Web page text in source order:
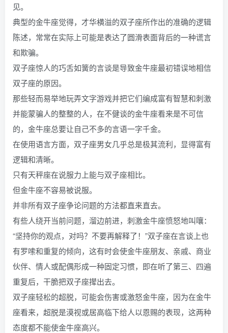
见。
典型的金牛座觉得，才华横溢的双子座所作出的准确的逻辑
陈述，常常在实际上可能是表达了圆滑表面背后的一种谎言
和欺骗。
双子座惊人的巧舌如簧的言谈是导致金牛座最初错误地相信
双子座的原因。
那些轻而易举地玩弄文字游戏并把它们编成富有智慧和刺激
并能蒙骗人的整整的人，在不健谈的金牛座看来是不可信
的，金牛座总要让自己不多的言语一字千金。
在使用语言方面，双子座男女几乎总是极其流利，显得富有
逻辑和清晰。
只有天秤座在说服力上能与双子座相比。
但金牛座不容易被说服。
并非所有双子座争论问题的方法都直来直去。
有些人绕开当前问题，溜边前进，刺激金牛座愤怒地叫嚷：
“坚持你的观点，对吗？不要再解释了！”双子座在言谈上也
有罗嗦和重复的倾向，这有时会使金牛座朋友、亲戚、商业
伙伴、情人或配偶形成一种固定习惯，即在听了第三、四遍
重复后，干脆把双子座撵出去。
双子座轻松的超脱，可能会伤害或激怒金牛座，因为在金牛
座看来，超脱是漠视或居高临下给人以恩赐的表现，这两种
态度都不能使金牛座高兴。